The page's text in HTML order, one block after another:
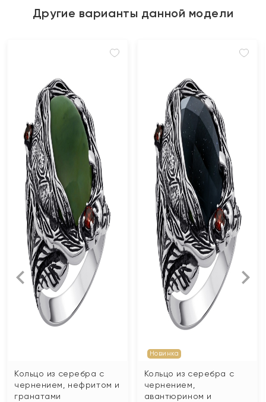
Другие варианты данной модели
Кольцо из серебра с
чернением, нефритом и
гранатами
Новинка
Кольцо из серебра с
чернением,
авантюрином и